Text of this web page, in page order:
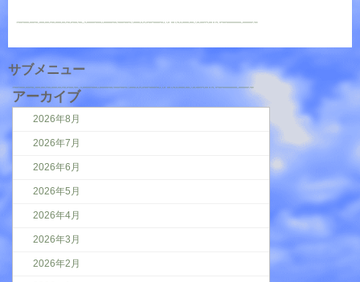
サブメニュー
アーカイブ
2026年8月
2026年7月
2026年6月
2026年5月
2026年4月
2026年3月
2026年2月